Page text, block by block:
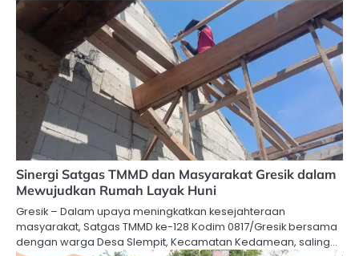
Sinergi Satgas TMMD dan Masyarakat Gresik dalam
Mewujudkan Rumah Layak Huni
Gresik – Dalam upaya meningkatkan kesejahteraan
masyarakat, Satgas TMMD ke-128 Kodim 0817/Gresik bersama
dengan warga Desa Slempit, Kecamatan Kedamean, saling…